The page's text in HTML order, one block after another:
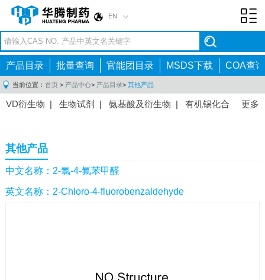
EN
产品目录 批量查询 官能团目录 MSDS下载 COA查询
当前位置： 首页 > 产品中心> 产品目录> 其他产品
更多
VD衍生物 | 生物试剂 | 氨基酸及衍生物 | 有机锡化合
间体|抗高血压药物中间体
感染药物中间体
体 |抗精神病药物中间体 |
药中间体|其他原料药中间体|
其他产品
中文名称：2-氯-4-氟苯甲醛
英文名称：2-Chloro-4-fluorobenzaldehyde